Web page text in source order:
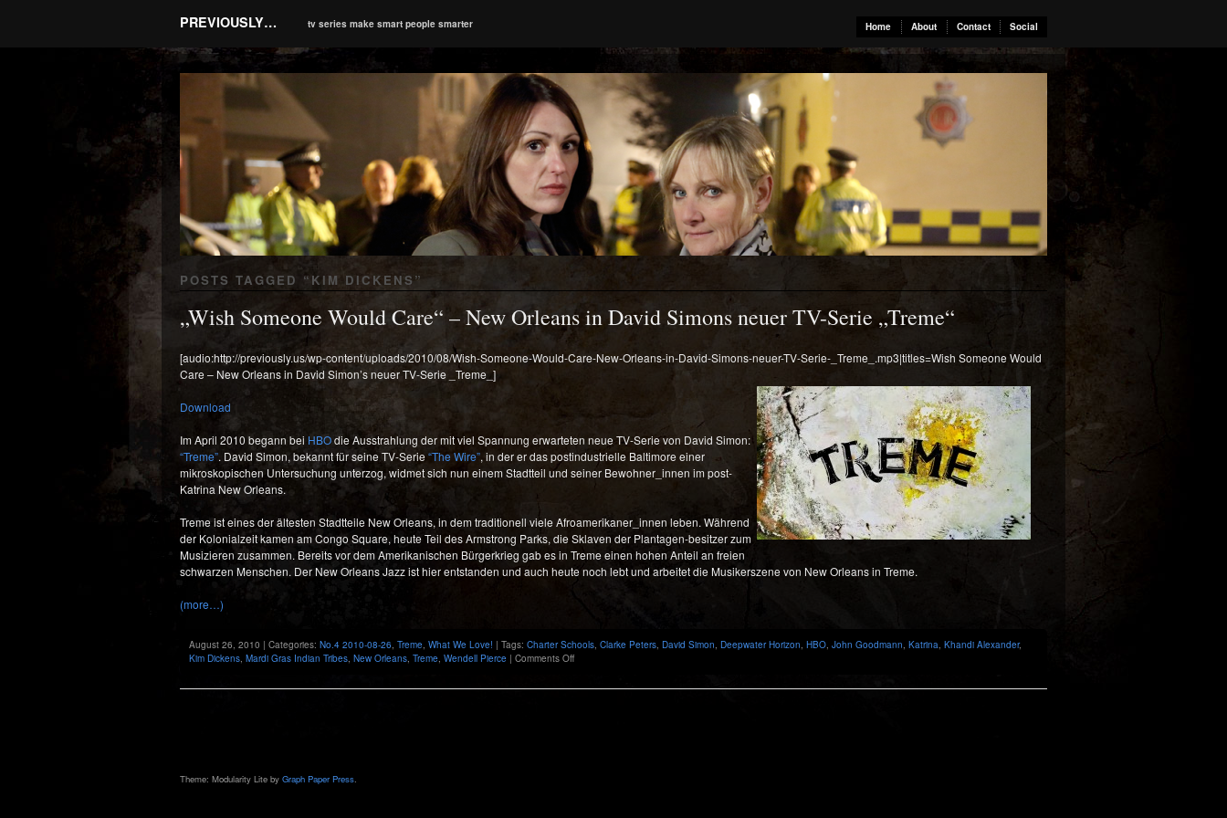
PREVIOUSLY… tv series make smart people smarter Home About Contact Social
POSTS TAGGED “ KIM DICKENS ”
„Wish Someone Would Care“ – New Orleans in David Simons neuer TV-Serie „Treme“
[audio:http://previously.us/wp-content/uploads/2010/08/Wish-Someone-Would-Care-New-Orleans-in-David-Simons-neuer-TV-Serie-_Treme_.mp3|titles=Wish Someone Would
Care – New Orleans in David Simon’s neuer TV-Serie _Treme_]
Download
Im April 2010 begann bei HBOdie Ausstrahlung der mit viel Spannung erwarteten neue TV-Serie von David Simon:
“Treme”. David Simon, bekannt für seine TV-Serie“The Wire”, in der er das postindustrielle Baltimore einer
mikroskopischen Untersuchung unterzog, widmet sich nun einem Stadtteil und seiner Bewohner_innen im post-
Katrina New Orleans.
Treme ist eines der ältesten Stadtteile New Orleans, in dem traditionell viele Afroamerikaner_innen leben. Während
der Kolonialzeit kamen am Congo Square, heute Teil des Armstrong Parks, die Sklaven der Plantagen-besitzer zum
Musizieren zusammen. Bereits vor dem Amerikanischen Bürgerkrieg gab es in Treme einen hohen Anteil an freien
schwarzen Menschen. Der New Orleans Jazz ist hier entstanden und auch heute noch lebt und arbeitet die Musikerszene von New Orleans in Treme.
(more…)
August 26, 2010 | Categories: No.4 2010-08-26, Treme, What We Love! | Tags: Charter Schools, Clarke Peters, David Simon, Deepwater Horizon, HBO, John Goodmann, Katrina, Khandi Alexander,
Kim Dickens, Mardi Gras Indian Tribes, New Orleans, Treme, Wendell Pierce | Comments Offon
Theme: Modularity Lite by Graph Paper Press.